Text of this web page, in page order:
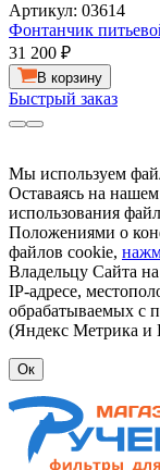
Артикул: 03614
Фонтанчик
31 200 ₽
В корзину
Быстрый заказ
Мы используем
Оставаясь на
использования
Положениями о
файлов cookie,
Владельцу Сайта
IP-адресе,
обрабатываемых с
(Яндекс Метрика и
Ок